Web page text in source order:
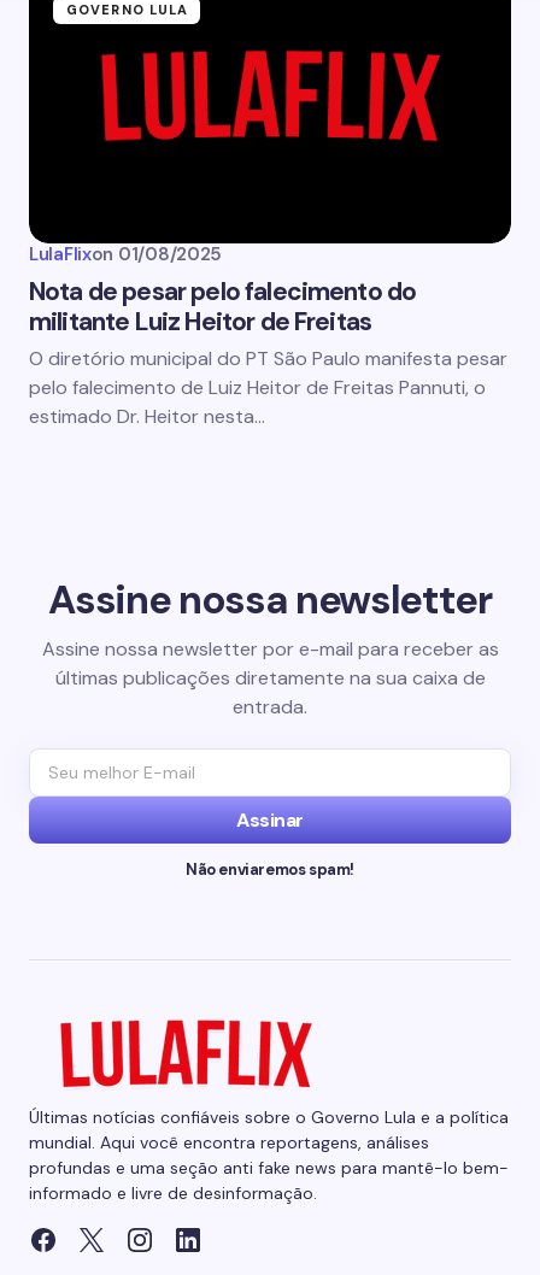
GOVERNO LULA
LulaFlixon 01/08/2025
Nota de pesar pelo falecimento do
militante Luiz Heitor de Freitas
O diretório municipal do PT São Paulo manifesta pesar
pelo falecimento de Luiz Heitor de Freitas Pannuti, o
estimado Dr. Heitor nesta…
Assine nossa newsletter
Assine nossa newsletter por e-mail para receber as
últimas publicações diretamente na sua caixa de
entrada.
Assinar
Não enviaremos spam!
Últimas notícias confiáveis sobre o Governo Lula e a política
mundial. Aqui você encontra reportagens, análises
profundas e uma seção anti fake news para mantê-lo bem-
informado e livre de desinformação.